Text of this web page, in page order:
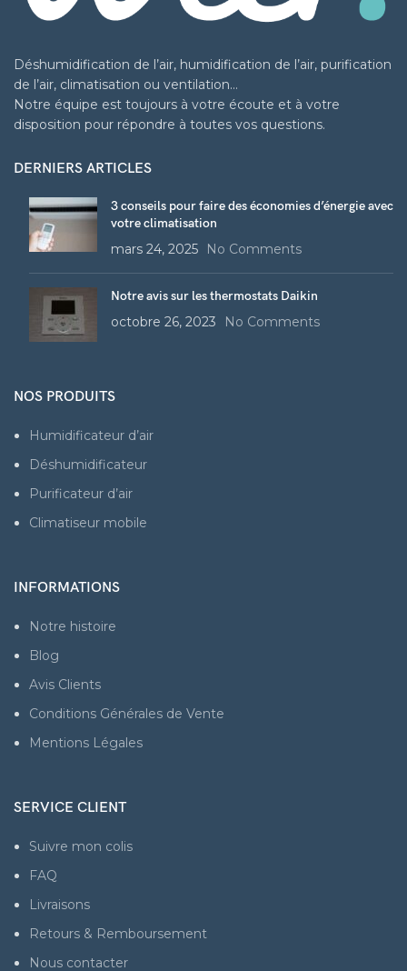
Déshumidification de l’air, humidification de l’air, purification
de l’air, climatisation ou ventilation…
Notre équipe est toujours à votre écoute et à votre
disposition pour répondre à toutes vos questions.
DERNIERS ARTICLES
3 conseils pour faire des économies d’énergie avec
votre climatisation
mars 24, 2025 No Comments
Notre avis sur les thermostats Daikin
octobre 26, 2023 No Comments
NOS PRODUITS
Humidificateur d’air
Déshumidificateur
Purificateur d’air
Climatiseur mobile
INFORMATIONS
Notre histoire
Blog
Avis Clients
Conditions Générales de Vente
Mentions Légales
SERVICE CLIENT
Suivre mon colis
FAQ
Livraisons
Retours & Remboursement
Nous contacter